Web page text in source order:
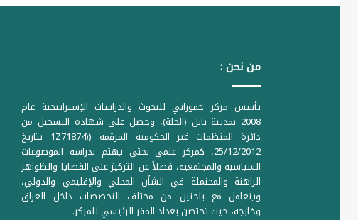
من نحن :
تأسس مركز حمورابي للبحوث والدراسات الإستراتيجية عام
2008 بمدينة بابل (الحلة)، وحصل على شهادة التسجيل من
دائرة المنظمات غير الحكومية المرقمة ((1Z71874 بتاريخ
25/12/2012، كمركز علمي بحثي يهتم بدراسة الموضوعات
السياسية والمجتمعية، فضلاً عن التركيز على القضايا والظواهر
الراهنة والمحتملة في الشأن المحلي والإقليمي والدولي،
ويتعامل مع باحثين من مختلف التخصصات داخل العراق
وخارجه، حيث تحتضن بغداد المقر الرئيسي للمركز.